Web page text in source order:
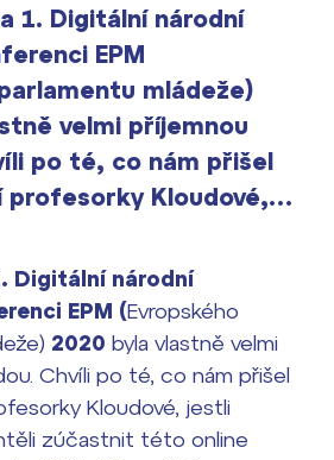
přijímacího řízení
problém!
1. Digitální národní
EPM
mládeže)
velmi příjemnou
po té, co nám přišel
profesorky Kloudové,…
Digitální národní
EPM (Evropského
) 2020 byla vlastně velmi
Chvíli po té, co nám přišel
Kloudové, jestli
zúčastnit této online